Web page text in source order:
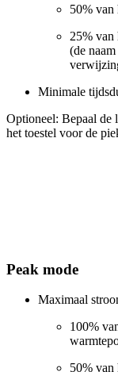
50% van
25% van
(de
Minimale
Optioneel: Bepaal de
het toestel voor de
Peak mode
Maximaal
100%
50% van